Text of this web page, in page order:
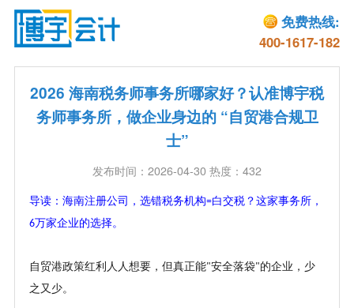
免费热线:
400-1617-182
2026 海南税务师事务所哪家好？认准博宇税
务师事务所，做企业身边的 “自贸港合规卫
士”
发布时间：2026-04-30 热度：432
导读：海南注册公司，选错税务机构=白交税？这家事务所，
6万家企业的选择。
自贸港政策红利人人想要，但真正能"安全落袋"的企业，少
之又少。